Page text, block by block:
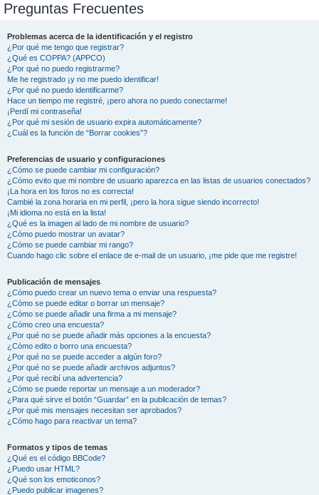
Preguntas Frecuentes
Problemas acerca de la identificación y el registro
¿Por qué me tengo que registrar?
¿Qué es COPPA? (APPCO)
¿Por qué no puedo registrarme?
Me he registrado ¡y no me puedo identificar!
¿Por qué no puedo identificarme?
Hace un tiempo me registré, ¡pero ahora no puedo conectarme!
¡Perdí mi contraseña!
¿Por qué mi sesión de usuario expira automáticamente?
¿Cuál es la función de “Borrar cookies”?
Preferencias de usuario y configuraciones
¿Cómo se puede cambiar mi configuración?
¿Cómo evito que mi nombre de usuario aparezca en las listas de usuarios conectados?
¡La hora en los foros no es correcta!
Cambié la zona horaria en mi perfil, ¡pero la hora sigue siendo incorrecto!
¡Mi idioma no está en la lista!
¿Qué es la imagen al lado de mi nombre de usuario?
¿Cómo puedo mostrar un avatar?
¿Cómo se puede cambiar mi rango?
Cuando hago clic sobre el enlace de e-mail de un usuario, ¡me pide que me registre!
Publicación de mensajes
¿Cómo puedo crear un nuevo tema o enviar una respuesta?
¿Cómo se puede editar o borrar un mensaje?
¿Cómo se puede añadir una firma a mi mensaje?
¿Cómo creo una encuesta?
¿Por qué no se puede añadir más opciones a la encuesta?
¿Cómo edito o borro una encuesta?
¿Por qué no se puede acceder a algún foro?
¿Por qué no se puede añadir archivos adjuntos?
¿Por qué recibí una advertencia?
¿Cómo se puede reportar un mensaje a un moderador?
¿Para qué sirve el botón “Guardar” en la publicación de temas?
¿Por qué mis mensajes necesitan ser aprobados?
¿Cómo hago para reactivar un tema?
Formatos y tipos de temas
¿Qué es el código BBCode?
¿Puedo usar HTML?
¿Qué son los emoticonos?
¿Puedo publicar imagenes?